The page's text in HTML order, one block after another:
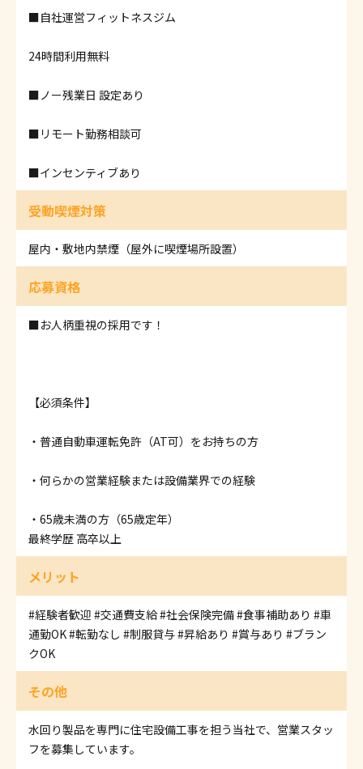
■自社運営フィットネスジム
24時間利用無料
■ノー残業日 設定あり
■リモート勤務相談可
■インセンティブあり
受動喫煙対策
屋内・敷地内禁煙（屋外に喫煙場所設置）
応募資格
■お人柄重視の採用です！
【必須条件】
・普通自動車運転免許（AT可）をお持ちの方
・何らかの営業経験または設備業界での経験
・65歳未満の方（65歳定年）
最終学歴 高卒以上
メリット
#経験者歓迎 #交通費支給#社会保険完備#食事補助あり #車
通勤OK#転勤なし #制服貸与#昇給あり #賞与あり #ブラン
クOK
その他
水回り製品を専門に住宅設備工事を担う当社で、営業スタッ
フを募集しています。